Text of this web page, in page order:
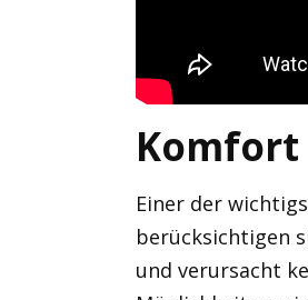
Komfort
Einer der
berücksichtigen
und verursacht